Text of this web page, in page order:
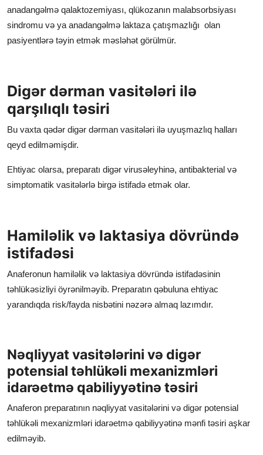
anadangəlmə qalaktozemiyası, qlükozanın malabsorbsiyası
sindromu və ya anadangəlmə laktaza çatışmazlığı olan
pasiyentlərə təyin etmək məsləhət görülmür.
Digər dərman vasitələri ilə
qarşılıqlı təsiri
Bu vaxta qədər digər dərman vasitələri ilə uyuşmazlıq halları
qeyd edilməmişdir.
Ehtiyac olarsa, preparatı digər virusəleyhinə, antibakterial və
simptomatik vasitələrlə birgə istifadə etmək olar.
Hamiləlik və laktasiya dövründə
istifadəsi
Anaferonun hamiləlik və laktasiya dövründə istifadəsinin
təhlükəsizliyi öyrənilməyib. Preparatın qəbuluna ehtiyac
yarandıqda risk/fayda nisbətini nəzərə almaq lazımdır.
Nəqliyyat vasitələrini və digər
potensial təhlükəli mexanizmləri
idarəetmə qabiliyyətinə təsiri
Anaferon preparatının nəqliyyat vasitələrini və digər potensial
təhlükəli mexanizmləri idarəetmə qabiliyyətinə mənfi təsiri aşkar
edilməyib.